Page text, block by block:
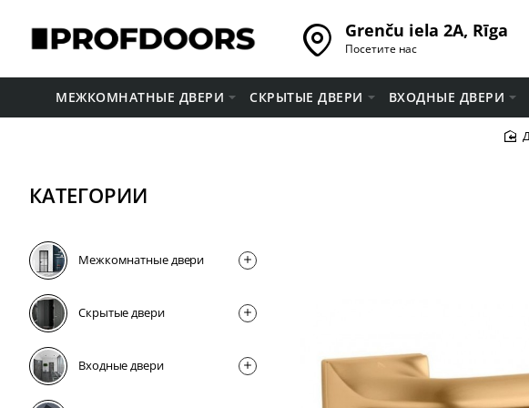
Grenču iela 2A, Rīga
Посетите нас
МЕЖКОМНАТНЫЕ ДВЕРИ СКРЫТЫЕ ДВЕРИ ВХОДНЫЕ ДВЕРИ
КАТЕГОРИИ
Межкомнатные двери
Скрытые двери
Входные двери